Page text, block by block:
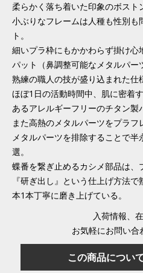
柔らかく落ち着いた印象のボスト
小ぶりなフレームは人種も性別も
ト。
細いプラ枠にもかかわらず掛け心
パット（鼻調整可能なメタルパー
熟練の職人の技が盛り込まれた仕
ほぼ1日の活動時間中、肌に密着
あるアレルギーフリーのチタン製
また高熱のメタルパーツをプラ
メタルパーツを排除することで
選。
蝶番を繋ぎ止めるカシメ部品は
『研ぎ出し』という仕上げ方法
本1本丁寧に磨き上げている。
入荷情報、
お気軽にお問い合
この商品につい